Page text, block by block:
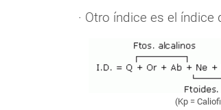
· Otro índice es el
(Kp =